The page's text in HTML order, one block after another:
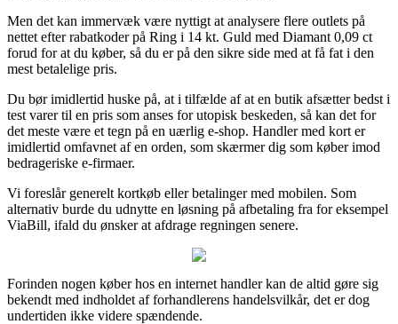
Men det kan immervæk være nyttigt at analysere flere outlets på
nettet efter rabatkoder på Ring i 14 kt. Guld med Diamant 0,09 ct
forud for at du køber, så du er på den sikre side med at få fat i den
mest betalelige pris.
Du bør imidlertid huske på, at i tilfælde af at en butik afsætter bedst i
test varer til en pris som anses for utopisk beskeden, så kan det for
det meste være et tegn på en uærlig e-shop. Handler med kort er
imidlertid omfavnet af en orden, som skærmer dig som køber imod
bedrageriske e-firmaer.
Vi foreslår generelt kortkøb eller betalinger med mobilen. Som
alternativ burde du udnytte en løsning på afbetaling fra for eksempel
ViaBill, ifald du ønsker at afdrage regningen senere.
Forinden nogen køber hos en internet handler kan de altid gøre sig
bekendt med indholdet af forhandlerens handelsvilkår, det er dog
undertiden ikke videre spændende.